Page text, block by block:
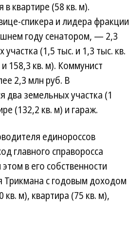
квартире (58 кв. м).
спикера и лидера фракции
году сенатором, — 2,3
(1,5 тыс. и 1,3 тыс. кв.
158,3 кв. м). Коммунист
2,3 млн руб. В
два земельных участка (1
(132,2 кв. м) и гараж.
единороссов
главного справоросса
в его собственности
Трикмана с годовым доходом
м), квартира (75 кв. м),